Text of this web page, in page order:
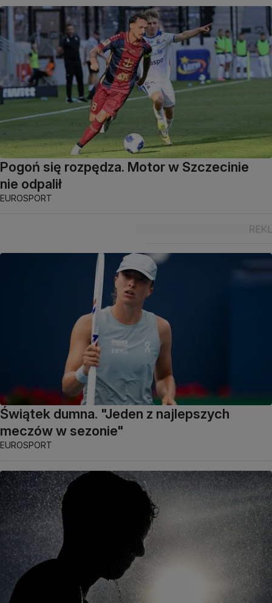
Pogoń się rozpędza. Motor w Szczecinie
nie odpalił
EUROSPORT
Świątek dumna. "Jeden z najlepszych
meczów w sezonie"
EUROSPORT